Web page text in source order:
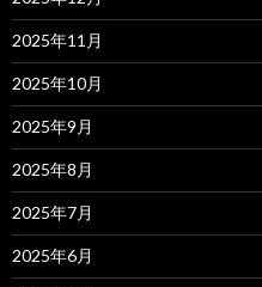
2025年11月
2025年10月
2025年9月
2025年8月
2025年7月
2025年6月